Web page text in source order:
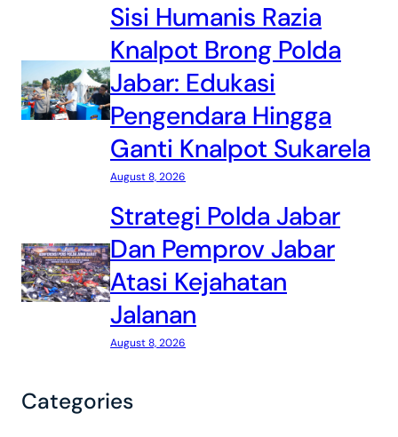
Sisi Humanis Razia
Knalpot Brong Polda
Jabar: Edukasi
Pengendara Hingga
Ganti Knalpot Sukarela
August 8, 2026
Strategi Polda Jabar
Dan Pemprov Jabar
Atasi Kejahatan
Jalanan
August 8, 2026
Categories